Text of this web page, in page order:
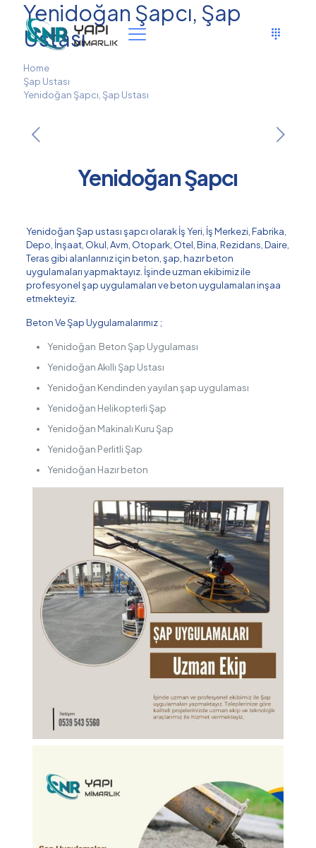
Yenidoğan Şapcı, Şap
Ustası
Home
Şap Ustası
Yenidoğan Şapcı, Şap Ustası
Yenidoğan Şapcı
Yenidoğan Şap ustası şapcı olarak İş Yeri, İş Merkezi, Fabrika,
Depo, İnşaat, Okul, Avm, Otopark, Otel, Bina, Rezidans, Daire,
Teras gibi alanlarınız için beton, şap, hazır beton
uygulamaları yapmaktayız. İşinde uzman ekibimiz ile
profesyonel şap uygulamaları ve beton uygulamaları inşaa
etmekteyiz.
Beton Ve Şap Uygulamalarımız ;
Yenidoğan Beton Şap Uygulaması
Yenidoğan Akıllı Şap Ustası
Yenidoğan Kendinden yayılan şap uygulaması
Yenidoğan Helikopterli Şap
Yenidoğan Makinalı Kuru Şap
Yenidoğan Perlitli Şap
Yenidoğan Hazır beton